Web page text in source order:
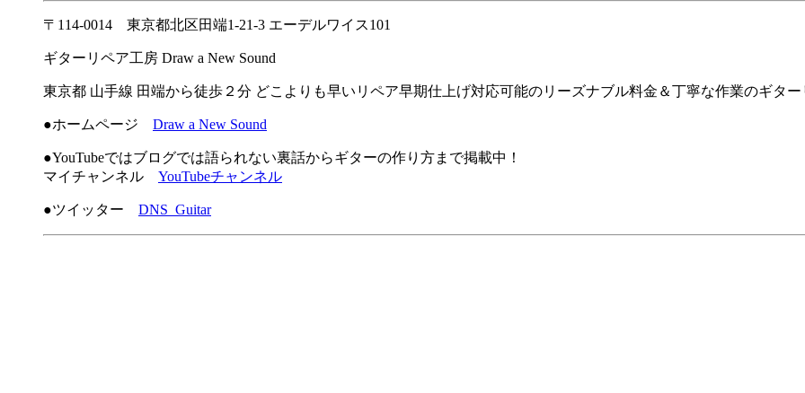
〒114-0014 東京都北区田端1-21-3 エーデルワイス101
ギターリペア工房 Draw a New Sound
東京都 山手線 田端から徒歩２分 どこよりも早いリペア早期仕上げ対応可能のリーズナブル料金＆丁寧な作業のギタ
●ホームページ Draw a New Sound
●YouTubeではブログでは語られない裏話からギターの作り方まで掲載中！
マイチャンネル YouTubeチャンネル
●ツイッター DNS_Guitar